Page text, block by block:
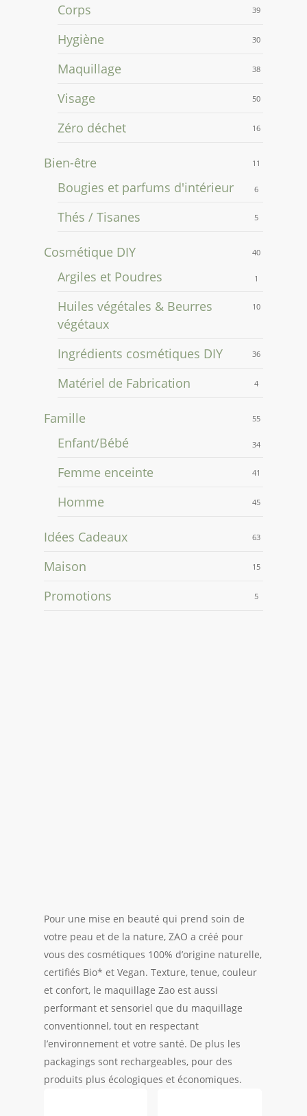
Corps 39
Hygiène 30
Maquillage 38
Visage 50
Zéro déchet 16
Bien-être 11
Bougies et parfums d'intérieur 6
Thés / Tisanes 5
Cosmétique DIY 40
Argiles et Poudres 1
Huiles végétales & Beurres
végétaux
10
Ingrédients cosmétiques DIY 36
Matériel de Fabrication 4
Famille 55
Enfant/Bébé 34
Femme enceinte 41
Homme 45
Idées Cadeaux 63
Maison 15
Promotions 5
Pour une mise en beauté qui prend soin de
votre peau et de la nature, ZAO a créé pour
vous des cosmétiques 100% d’origine naturelle,
certifiés Bio* et Vegan. Texture, tenue, couleur
et confort, le maquillage Zao est aussi
performant et sensoriel que du maquillage
conventionnel, tout en respectant
l’environnement et votre santé. De plus les
packagings sont rechargeables, pour des
produits plus écologiques et économiques.